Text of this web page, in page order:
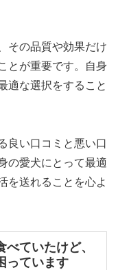
その品質や効果だけ
とが重要です。自身
適な選択をすること
良い口コミと悪い口
の愛犬にとって最適
を送れることを心よ
ていたけど、
っています